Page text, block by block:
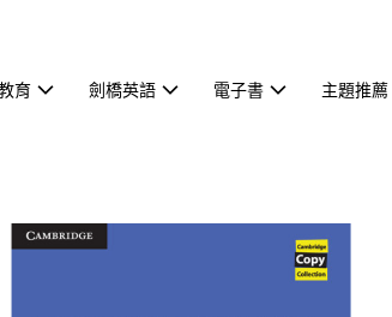
育 劍橋英語 電子書 主題推薦